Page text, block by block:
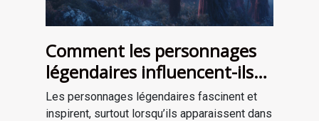
Comment les personnages
légendaires influencent-ils
les récits de survie ?
Les personnages légendaires fascinent et
inspirent, surtout lorsqu’ils apparaissent dans